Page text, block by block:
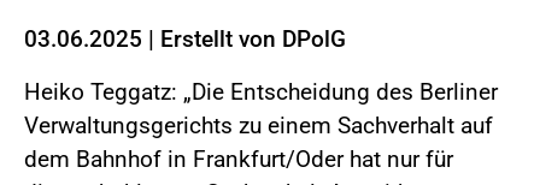
03.06.2025 | Erstellt von DPolG
Heiko Teggatz: „Die Entscheidung des Berliner
Verwaltungsgerichts zu einem Sachverhalt auf
dem Bahnhof in Frankfurt/Oder hat nur für